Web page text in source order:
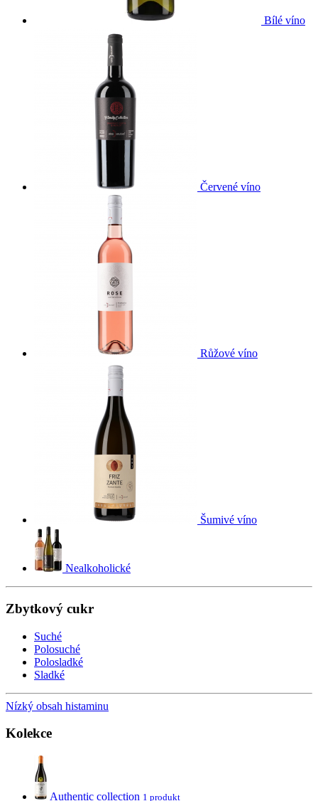
Bílé víno
Červené víno
Růžové víno
Šumivé víno
Nealkoholické
Zbytkový cukr
Suché
Polosuché
Polosladké
Sladké
Nízký obsah histaminu
Kolekce
Authentic collection 1 produkt